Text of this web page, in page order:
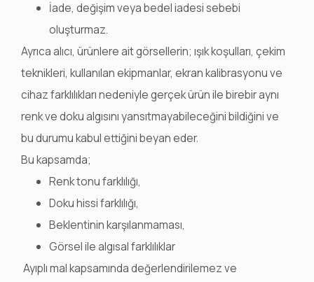
İade, değişim veya bedel iadesi sebebi
oluşturmaz.
Ayrıca alıcı, ürünlere ait görsellerin; ışık koşulları, çekim
teknikleri, kullanılan ekipmanlar, ekran kalibrasyonu ve
cihaz farklılıkları nedeniyle gerçek ürün ile birebir aynı
renk ve doku algısını yansıtmayabileceğini bildiğini ve
bu durumu kabul ettiğini beyan eder.
Bu kapsamda;
Renk tonu farklılığı,
Doku hissi farklılığı,
Beklentinin karşılanmaması,
Görsel ile algısal farklılıklar
Ayıplı mal kapsamında değerlendirilemez ve